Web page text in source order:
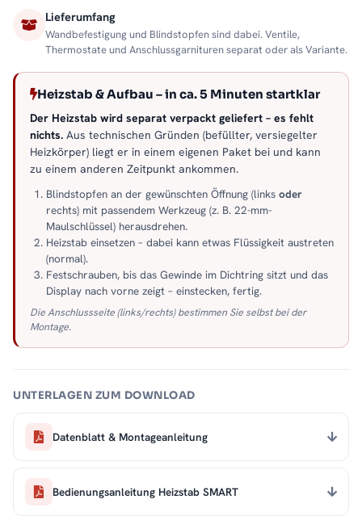
Lieferumfang
Wandbefestigung und Blindstopfen sind dabei. Ventile,
Thermostate und Anschlussgarnituren separat oder als Variante.
Heizstab & Aufbau – in ca. 5 Minuten startklar
Der Heizstab wird separat verpackt geliefert – es fehlt
nichts. Aus technischen Gründen (befüllter, versiegelter
Heizkörper) liegt er in einem eigenen Paket bei und kann
zu einem anderen Zeitpunkt ankommen.
Blindstopfen an der gewünschten Öffnung (links oder
rechts) mit passendem Werkzeug (z. B. 22-mm-
Maulschlüssel) herausdrehen.
Heizstab einsetzen – dabei kann etwas Flüssigkeit austreten
(normal).
Festschrauben, bis das Gewinde im Dichtring sitzt und das
Display nach vorne zeigt – einstecken, fertig.
Die Anschlussseite (links/rechts) bestimmen Sie selbst bei der
Montage.
UNTERLAGEN ZUM DOWNLOAD
Datenblatt & Montageanleitung
Bedienungsanleitung Heizstab SMART